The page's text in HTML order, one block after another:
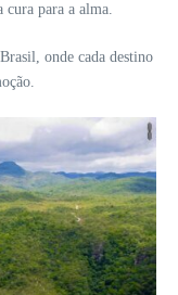
cura para a alma.
onde cada destino